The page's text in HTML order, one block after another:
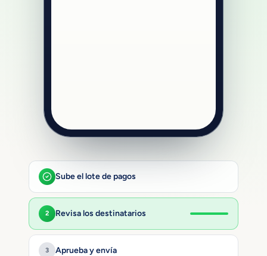
Sube el lote de pagos
2 Revisa los destinatarios
3 Aprueba y envía